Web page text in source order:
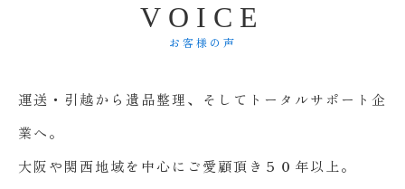
V O I C E
お客様の声
運送・引越から遺品整理、そしてトータルサポート企
業へ。
大阪や関西地域を中心にご愛顧頂き５０年以上。